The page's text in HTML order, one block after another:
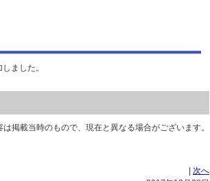
ました。
は掲載当時のもので、現在と異なる場合がございます。
次へ